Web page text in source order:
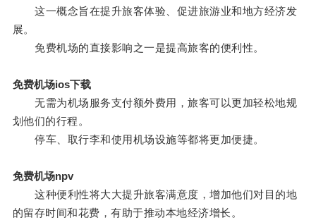
这一概念旨在提升旅客体验、促进旅游业和地方经济发
展。
免费机场的直接影响之一是提高旅客的便利性。
免费机场ios下载
无需为机场服务支付额外费用，旅客可以更加轻松地规
划他们的行程。
停车、取行李和使用机场设施等都将更加便捷。
免费机场npv
这种便利性将大大提升旅客满意度，增加他们对目的地
的留存时间和花费，有助于推动本地经济增长。